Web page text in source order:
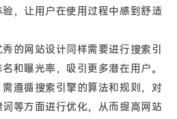
，让用户在使用过程中感到舒适
的网站设计同样需要进行搜索引
和曝光率，吸引更多潜在用户。
遵循搜索引擎的算法和规则，对
等方面进行优化，从而提高网站